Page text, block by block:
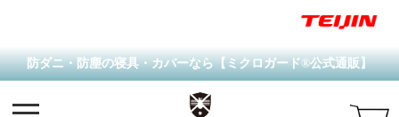
防ダニ・防塵の寝具・カバーなら【ミクロガード®公式通販】